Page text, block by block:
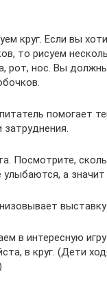
круг. Если вы
то рисуем
рот, нос. Вы
помогает
Посмотрите,
улыбаются, а
в интересную
в круг. (Дети